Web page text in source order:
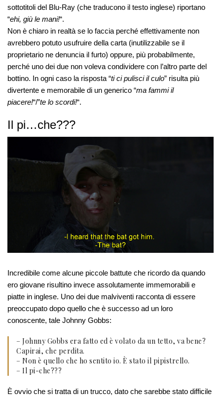
sottotitoli del Blu-Ray (che traducono il testo inglese) riportano
“ehi, giù le mani!“.
Non è chiaro in realtà se lo faccia perché effettivamente non
avrebbero potuto usufruire della carta (inutilizzabile se il
proprietario ne denuncia il furto) oppure, più probabilmente,
perché uno dei due non voleva condividere con l’altro parte del
bottino. In ogni caso la risposta “ti ci pulisci il culo” risulta più
divertente e memorabile di un generico “ma fammi il
piacere!“/”te lo scordi!“.
Il pi…che???
Incredibile come alcune piccole battute che ricordo da quando
ero giovane risultino invece assolutamente immemorabili e
piatte in inglese. Uno dei due malviventi racconta di essere
preoccupato dopo quello che è successo ad un loro
conoscente, tale Johnny Gobbs:
– Johnny Gobbs era fatto ed è volato da un tetto, va bene?
Capirai, che perdita.
– Non è quello che ho sentito io. È stato il pipistrello.
– Il pi-che???
È ovvio che si tratta di un trucco, dato che sarebbe stato difficile